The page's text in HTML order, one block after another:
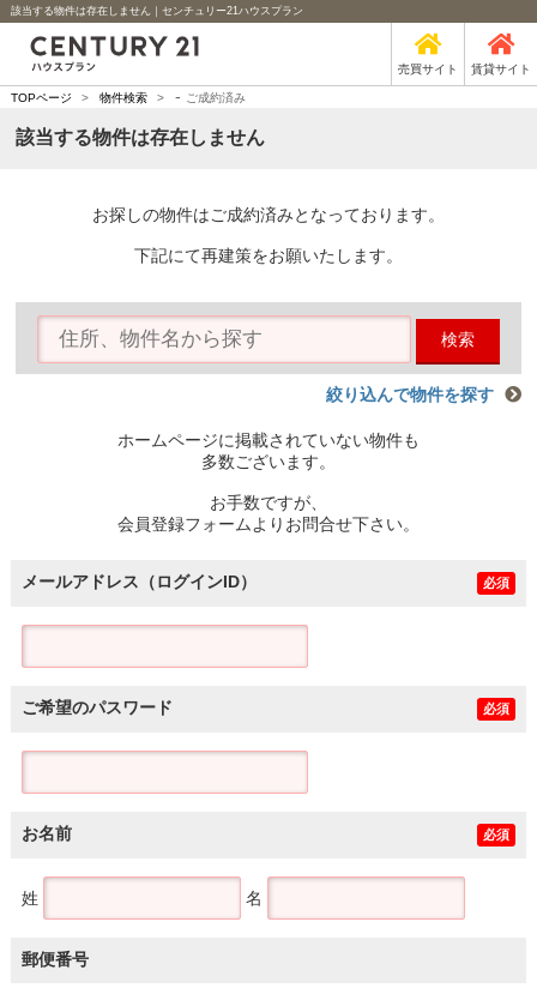
該当する物件は存在しません｜センチュリー21ハウスプラン
売買サイト 賃貸サイト
TOPページ > 物件検索 > - ご成約済み
該当する物件は存在しません
お探しの物件はご成約済みとなっております。
下記にて再建策をお願いたします。
検索
絞り込んで物件を探す
ホームページに掲載されていない物件も
多数ございます。
お手数ですが、
会員登録フォームよりお問合せ下さい。
メールアドレス（ログインID） 必須
ご希望のパスワード 必須
お名前 必須
姓 名
郵便番号